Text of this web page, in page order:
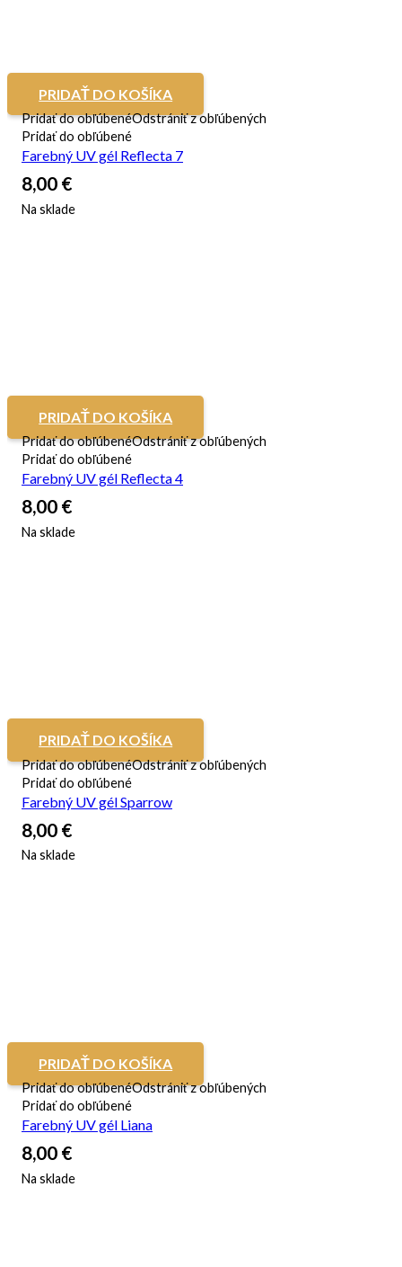
PRIDAŤ DO KOŠÍKA
Pridať do obľúbenéOdstrániť z obľúbených
Pridať do obľúbené
Farebný UV gél Reflecta 7
8,00 €
Na sklade
PRIDAŤ DO KOŠÍKA
Pridať do obľúbenéOdstrániť z obľúbených
Pridať do obľúbené
Farebný UV gél Reflecta 4
8,00 €
Na sklade
PRIDAŤ DO KOŠÍKA
Pridať do obľúbenéOdstrániť z obľúbených
Pridať do obľúbené
Farebný UV gél Sparrow
8,00 €
Na sklade
PRIDAŤ DO KOŠÍKA
Pridať do obľúbenéOdstrániť z obľúbených
Pridať do obľúbené
Farebný UV gél Liana
8,00 €
Na sklade